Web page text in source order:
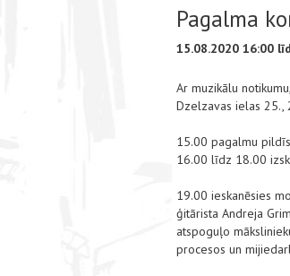
Pagalma
15.08.2020 16:00
Ar muzikālu
Dzelzavas ielas 25.,
15.00 pagalmu
16.00 līdz 18.00
19.00 ieskanēsies
ģitārista Andreja
atspoguļo
procesos un